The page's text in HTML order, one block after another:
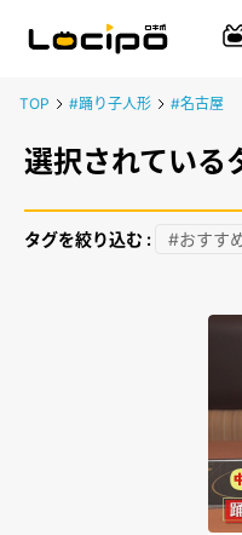
TOP #踊り子人形 #名古屋
選択されている
タグを絞り込む : #おすす